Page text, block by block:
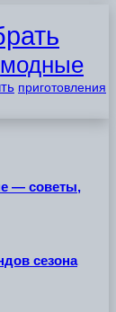
модные
приготовления
— советы,
сезона